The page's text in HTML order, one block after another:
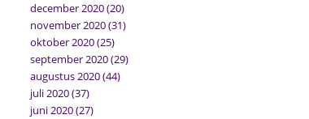
december 2020(20)
november 2020(31)
oktober 2020(25)
september 2020(29)
augustus 2020(44)
juli 2020(37)
juni 2020(27)